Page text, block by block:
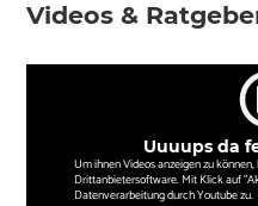
Videos &
Uuuups da
Um ihnen Videos anzeigen zu
Drittanbietersoftware. Mit Klick auf
Datenverarbeitung durch Youtube zu.